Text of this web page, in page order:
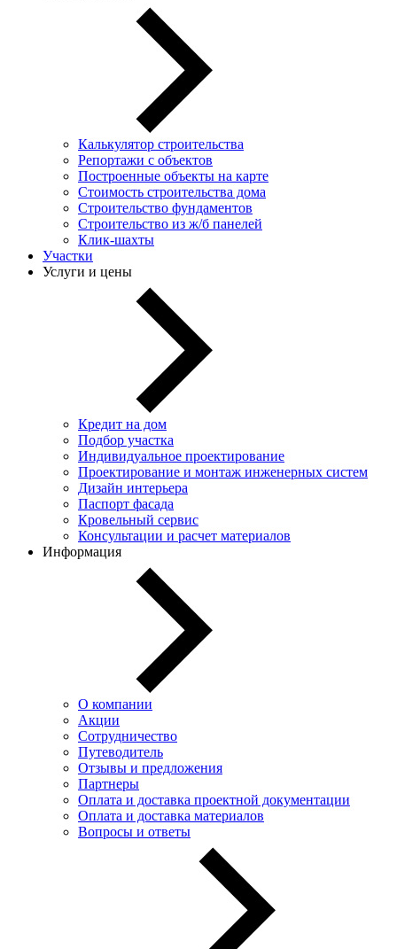
Калькулятор строительства
Репортажи с объектов
Построенные объекты на карте
Стоимость строительства дома
Строительство фундаментов
Строительство из ж/б панелей
Клик-шахты
Участки
Услуги и цены
Кредит на дом
Подбор участка
Индивидуальное проектирование
Проектирование и монтаж инженерных систем
Дизайн интерьера
Паспорт фасада
Кровельный сервис
Консультации и расчет материалов
Информация
О компании
Акции
Сотрудничество
Путеводитель
Отзывы и предложения
Партнеры
Оплата и доставка проектной документации
Оплата и доставка материалов
Вопросы и ответы